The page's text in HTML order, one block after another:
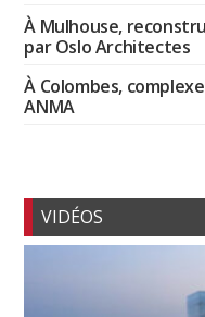
À Mulhouse,
par Oslo Architectes
À Colombes,
ANMA
VIDÉOS